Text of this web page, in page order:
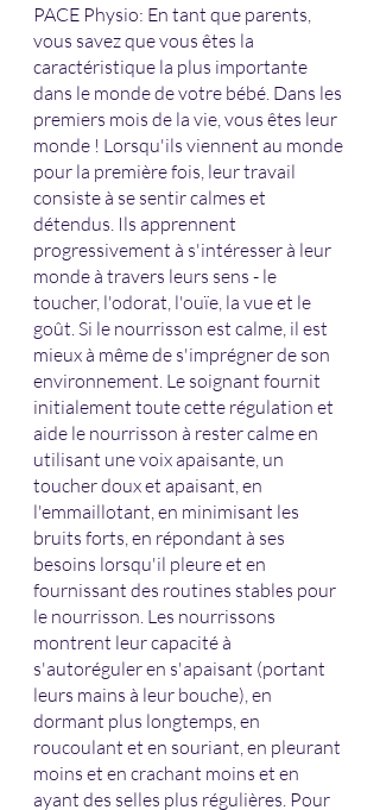
PACE Physio: En tant que parents,
vous savez que vous êtes la
caractéristique la plus importante
dans le monde de votre bébé. Dans les
premiers mois de la vie, vous êtes leur
monde ! Lorsqu'ils viennent au monde
pour la première fois, leur travail
consiste à se sentir calmes et
détendus. Ils apprennent
progressivement à s'intéresser à leur
monde à travers leurs sens - le
toucher, l'odorat, l'ouïe, la vue et le
goût. Si le nourrisson est calme, il est
mieux à même de s'imprégner de son
environnement. Le soignant fournit
initialement toute cette régulation et
aide le nourrisson à rester calme en
utilisant une voix apaisante, un
toucher doux et apaisant, en
l'emmaillotant, en minimisant les
bruits forts, en répondant à ses
besoins lorsqu'il pleure et en
fournissant des routines stables pour
le nourrisson. Les nourrissons
montrent leur capacité à
s'autoréguler en s'apaisant (portant
leurs mains à leur bouche), en
dormant plus longtemps, en
roucoulant et en souriant, en pleurant
moins et en crachant moins et en
ayant des selles plus régulières. Pour